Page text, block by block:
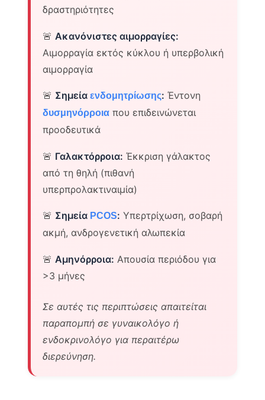
δραστηριότητες
🚨 Ακανόνιστες αιμορραγίες:
Αιμορραγία εκτός κύκλου ή υπερβολική
αιμορραγία
🚨 Σημείαενδομητρίωσης: Έντονη
δυσμηνόρροια που επιδεινώνεται
προοδευτικά
🚨 Γαλακτόρροια: Έκκριση γάλακτος
από τη θηλή (πιθανή
υπερπρολακτιναιμία)
🚨 Σημεία PCOS: Υπερτρίχωση, σοβαρή
ακμή, ανδρογενετική αλωπεκία
🚨 Αμηνόρροια: Απουσία περιόδου για
>3 μήνες
Σε αυτές τις περιπτώσεις απαιτείται
παραπομπή σε γυναικολόγο ή
ενδοκρινολόγο για περαιτέρω
διερεύνηση.